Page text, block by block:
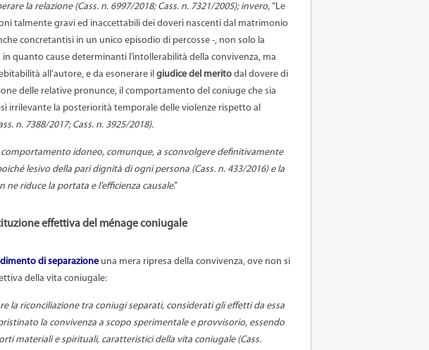
la relazione (Cass. n. 6997/2018; Cass. n. 7321/2005); invero, “Le
talmente gravi ed inaccettabili dei doveri nascenti dal matrimonio
concretantisi in un unico episodio di percosse -, non solo la
quanto cause determinanti l’intollerabilità della convivenza, ma
all’autore, e da esonerare il giudice del merito dal dovere di
delle relative pronunce, il comportamento del coniuge che sia
irrilevante la posteriorità temporale delle violenze rispetto al
n. 7388/2017; Cass. n. 3925/2018).
idoneo, comunque, a sconvolgere definitivamente
lesivo della pari dignità di ogni persona (Cass. n. 433/2016) e la
riduce la portata e l’efficienza causale.”
effettiva del ménage coniugale
diseparazione una mera ripresa della convivenza, ove non si
della vita coniugale:
la riconciliazione tra coniugi separati, considerati gli effetti da essa
la convivenza a scopo sperimentale e provvisorio, essendo
materiali e spirituali, caratteristici della vita coniugale (Cass.